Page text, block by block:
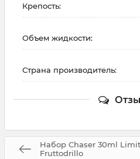
Крепость:
Объем жидкости:
Страна производитель:
Набор Chaser 30ml
Fruttodrillo